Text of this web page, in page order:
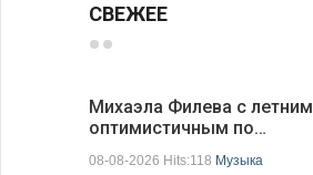
СВЕЖЕЕ
Михаэла Филева с летним
оптимистичным по…
08-08-2026 Hits:118 Музыка